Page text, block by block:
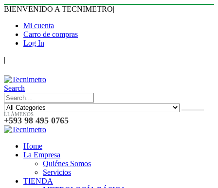
BIENVENIDO A TECNIMETRO|
Mi cuenta
Carro de compras
Log In
|
Search
LLÁMENOS
+593 98 495 0765
Home
La Empresa
Quiénes Somos
Servicios
TIENDA